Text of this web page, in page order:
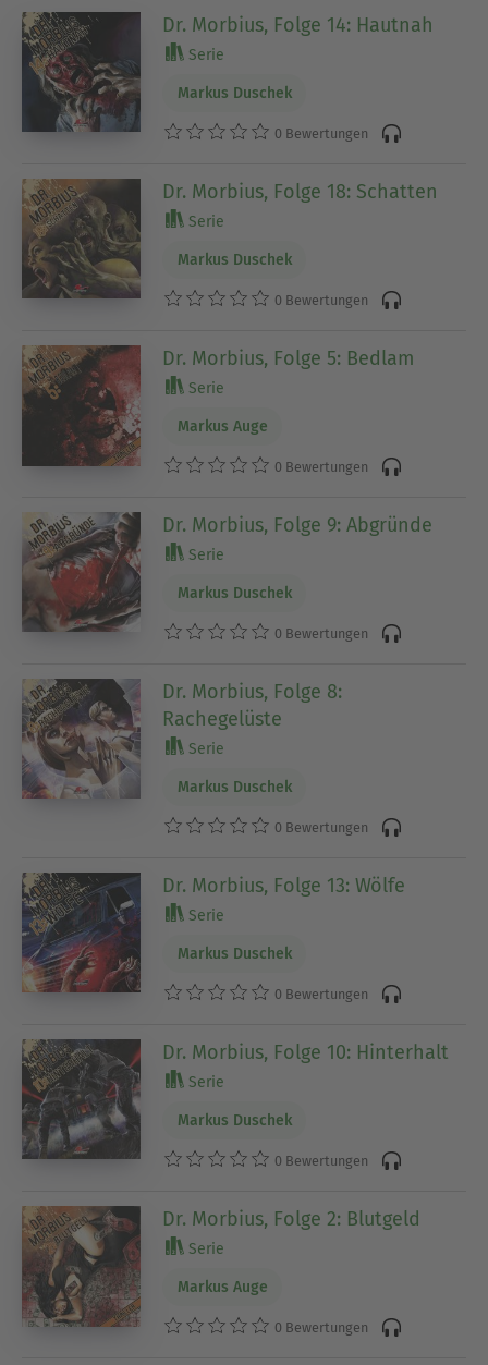
Dr. Morbius, Folge 14: Hautnah
Serie
Markus Duschek
0 Bewertungen
Dr. Morbius, Folge 18: Schatten
Serie
Markus Duschek
0 Bewertungen
Dr. Morbius, Folge 5: Bedlam
Serie
Markus Auge
0 Bewertungen
Dr. Morbius, Folge 9: Abgründe
Serie
Markus Duschek
0 Bewertungen
Dr. Morbius, Folge 8:
Rachegelüste
Serie
Markus Duschek
0 Bewertungen
Dr. Morbius, Folge 13: Wölfe
Serie
Markus Duschek
0 Bewertungen
Dr. Morbius, Folge 10: Hinterhalt
Serie
Markus Duschek
0 Bewertungen
Dr. Morbius, Folge 2: Blutgeld
Serie
Markus Auge
0 Bewertungen